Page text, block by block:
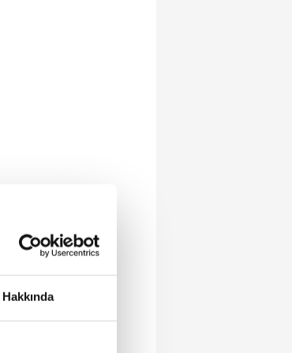
Hakkında